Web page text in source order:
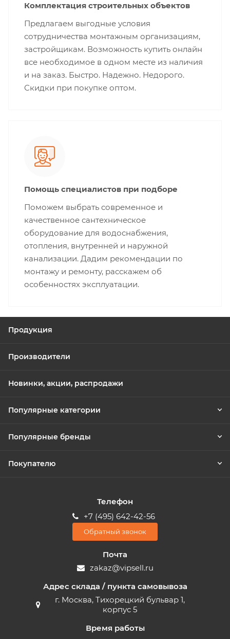
Комплектация строительных объектов
Предлагаем выгодные условия
сотрудничества монтажным организациям,
застройщикам. Возможность купить онлайн
все необходимое в одном месте из наличия
и на заказ. Быстро. Надежно. Недорого.
Скидки при покупке оптом.
Помощь специалистов при подборе
Поможем выбрать современное и
качественное сантехническое
оборудование для водоснабжения,
отопления, внутренней и наружной
канализации. Дадим рекомендации по
монтажу и ремонту, расскажем об
особенностях эксплуатации.
Продукция
Производители
Новинки, акции, распродажи
Популярные категории
Популярные бренды
Покупателю
Телефон
+7 (495) 642-42-56
Обратный звонок
Почта
zakaz@vipsell.ru
Адрес склада / пункта самовывоза
г. Москва, Тихорецкий бульвар 1,
корпус 5
Время работы